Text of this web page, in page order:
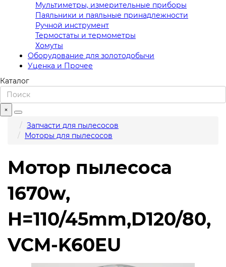
Мультиметры, измерительные приборы
Паяльники и паяльные принадлежности
Ручной инструмент
Термостаты и термометры
Хомуты
Оборудование для золотодобычи
Уценка и Прочее
Каталог
×
Запчасти для пылесосов
Моторы для пылесосов
Мотор пылесоса
1670w,
H=110/45mm,D120/80,
VCM-K60EU